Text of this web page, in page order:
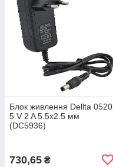
Блок живлення Dellta 0520
5 V 2 A 5.5x2.5 мм
(DC5936)
730,65 ₴